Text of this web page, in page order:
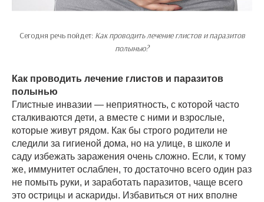
Сегодня речь пойдет: Как проводить лечение глистов и паразитов
полынью?
Как проводить лечение глистов и паразитов
полынью
Глистные инвазии — неприятность, с которой часто
сталкиваются дети, а вместе с ними и взрослые,
которые живут рядом. Как бы строго родители не
следили за гигиеной дома, но на улице, в школе и
саду избежать заражения очень сложно. Если, к тому
же, иммунитет ослаблен, то достаточно всего один раз
не помыть руки, и заработать паразитов, чаще всего
это острицы и аскариды. Избавиться от них вполне